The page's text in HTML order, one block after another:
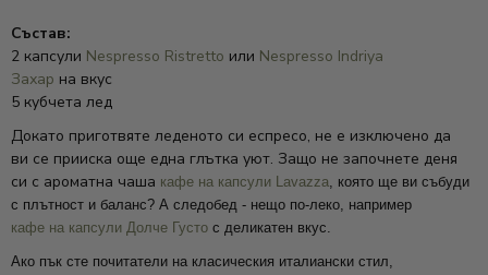
Състав:
2 капсули Nespresso Ristretto или Nespresso Indriya
Захар на вкус
5 кубчета лед
Докато приготвяте леденото си еспресо, не е изключено да
ви се прииска още една глътка уют. Защо не започнете деня
си с ароматна чаша кафе на капсули Lavazza, която ще ви събуди
с плътност и баланс? А следобед - нещо по-леко, например
кафе на капсули Долче Густо с деликатен вкус.
Ако пък сте почитатели на класическия италиански стил,